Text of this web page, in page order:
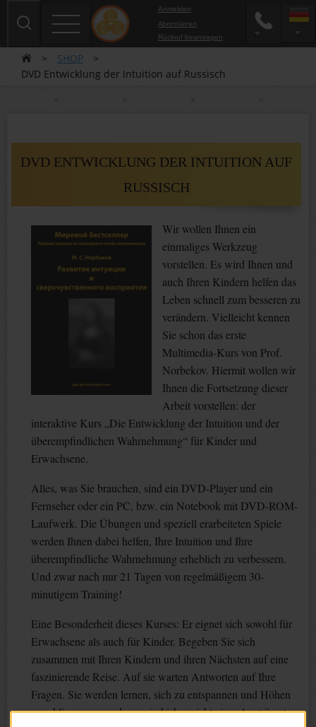
Anmelden
Abonnieren
Rückruf beantragen
> SHOP
>
DVD Entwicklung der Intuition auf Russisch
DVD ENTWICKLUNG DER INTUITION AUF
RUSSISCH
Wir wollen Ihnen ein
einmaliges Werkzeug
vorstellen. Es wird Ihnen und
auch Ihren Kindern helfen das
Leben schnell zum besseren zu
verändern. Vielleicht kennen
Sie schon das erste
Multimedia-Kurs von Prof.
Norbekov. Hiermit wollen wir
Ihnen die Fortsetzung dieser
Arbeit vorstellen: der
interaktive Kurs „Die Entwicklung der Intuition und der
überempfindlichen Wahrnehmung“ für Kinder und
Erwachsene.
Alles, was Sie brauchen, sind ein DVD-Player und ein
Fernseher oder ein PC, bzw. ein Notebook mit DVD-ROM-
Laufwerk. Die Übungen und speziell erarbeiteten Spiele
werden Ihnen dabei helfen, Ihre Intuition und Ihre
überempfindliche Wahrnehmung erheblich zu verbessern.
Und zwar nach nur 21 Tagen von regelmäßigem 30-
minutigem Training!
Eine Besonderheit dieses Kurses: Er eignet sich sowohl für
Erwachsene als auch für Kinder. Begeben Sie sich
zusammen mit Ihren Kindern und ihren Nächsten auf eine
faszinierende Reise. Auf sie warten Antworten auf Ihre
Fragen. Sie werden lernen, sich zu entspannen und Höhen
zu erklimmen, von denen sie bisher nicht einmal geträumt